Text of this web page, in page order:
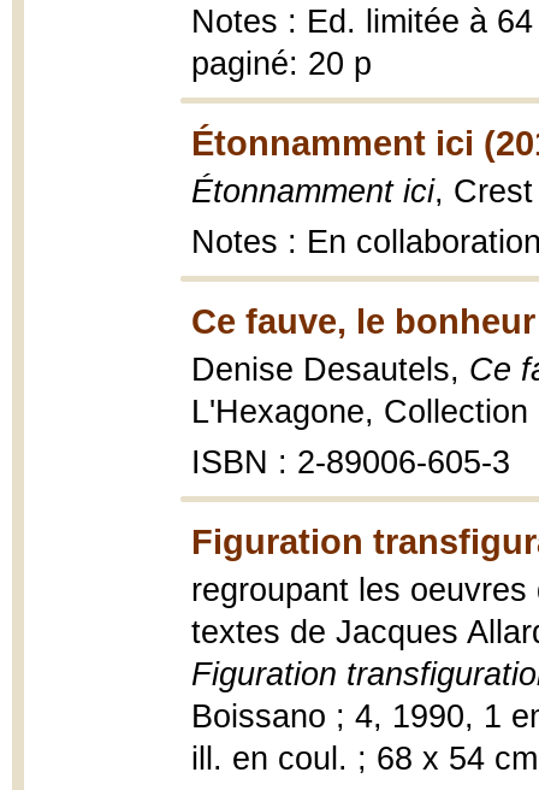
Notes : Ed. limitée à
paginé: 20 p
Étonnamment ici
Étonnamment ici,
Notes : En
Ce fauve, le
Denise Desautels, Ce
L'Hexagone,
ISBN : 2-89006-605-3
Figuration
regroupant les
textes de Jacques
Figuration
Boissano ; 4, 1990, 1
ill. en coul. ; 68 x 54